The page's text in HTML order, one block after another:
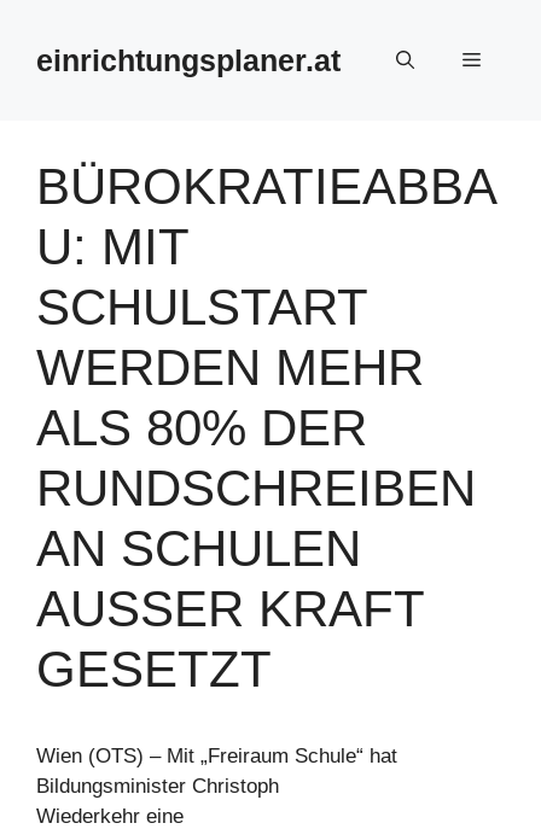
springeneinrichtungsplaner.at Menü
BÜROKRATIEABBA
U: MIT
SCHULSTART
WERDEN MEHR
ALS 80% DER
RUNDSCHREIBEN
AN SCHULEN
AUSSER KRAFT G
ESETZT
Wien (OTS) – Mit „Freiraum Schule“ hat
Bildungsminister Christoph
Wiederkehr eine